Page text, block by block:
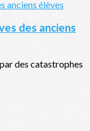
des anciens
des catastrophes